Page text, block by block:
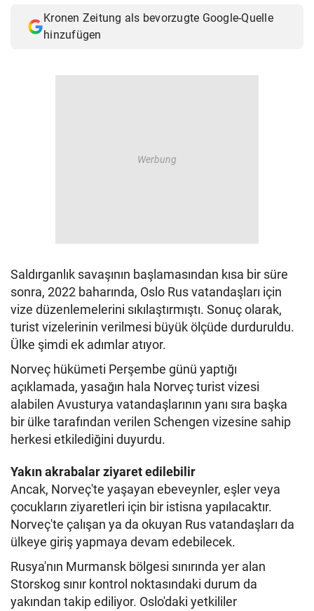
Kronen Zeitung als bevorzugte Google-Quelle
hinzufügen
Saldırganlık savaşının başlamasından kısa bir süre
sonra, 2022 baharında, Oslo Rus vatandaşları için
vize düzenlemelerini sıkılaştırmıştı. Sonuç olarak,
turist vizelerinin verilmesi büyük ölçüde durduruldu.
Ülke şimdi ek adımlar atıyor.
Norveç hükümeti Perşembe günü yaptığı
açıklamada, yasağın hala Norveç turist vizesi
alabilen Avusturya vatandaşlarının yanı sıra başka
bir ülke tarafından verilen Schengen vizesine sahip
herkesi etkilediğini duyurdu.
Yakın akrabalar ziyaret edilebilir
Ancak, Norveç'te yaşayan ebeveynler, eşler veya
çocukların ziyaretleri için bir istisna yapılacaktır.
Norveç'te çalışan ya da okuyan Rus vatandaşları da
ülkeye giriş yapmaya devam edebilecek.
Rusya'nın Murmansk bölgesi sınırında yer alan
Storskog sınır kontrol noktasındaki durum da
yakından takip ediliyor. Oslo'daki yetkililer